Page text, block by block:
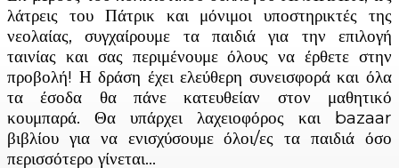
λάτρεις του Πάτρικ και μόνιμοι υποστηρικτές της
νεολαίας, συγχαίρουμε τα παιδιά για την επιλογή
ταινίας και σας περιμένουμε όλους να έρθετε στην
προβολή! Η δράση έχει ελεύθερη συνεισφορά και όλα
τα έσοδα θα πάνε κατευθείαν στον μαθητικό
κουμπαρά. Θα υπάρχει λαχειοφόρος και bazaar
βιβλίου για να ενισχύσουμε όλοι/ες τα παιδιά όσο
περισσότερο γίνεται…